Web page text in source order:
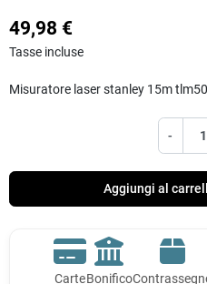
49,98 €
Tasse incluse
Misuratore laser stanley 15m
-
Aggiungi al
CarteBonifico